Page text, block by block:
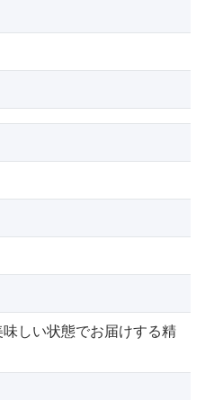
しい状態でお届けする精